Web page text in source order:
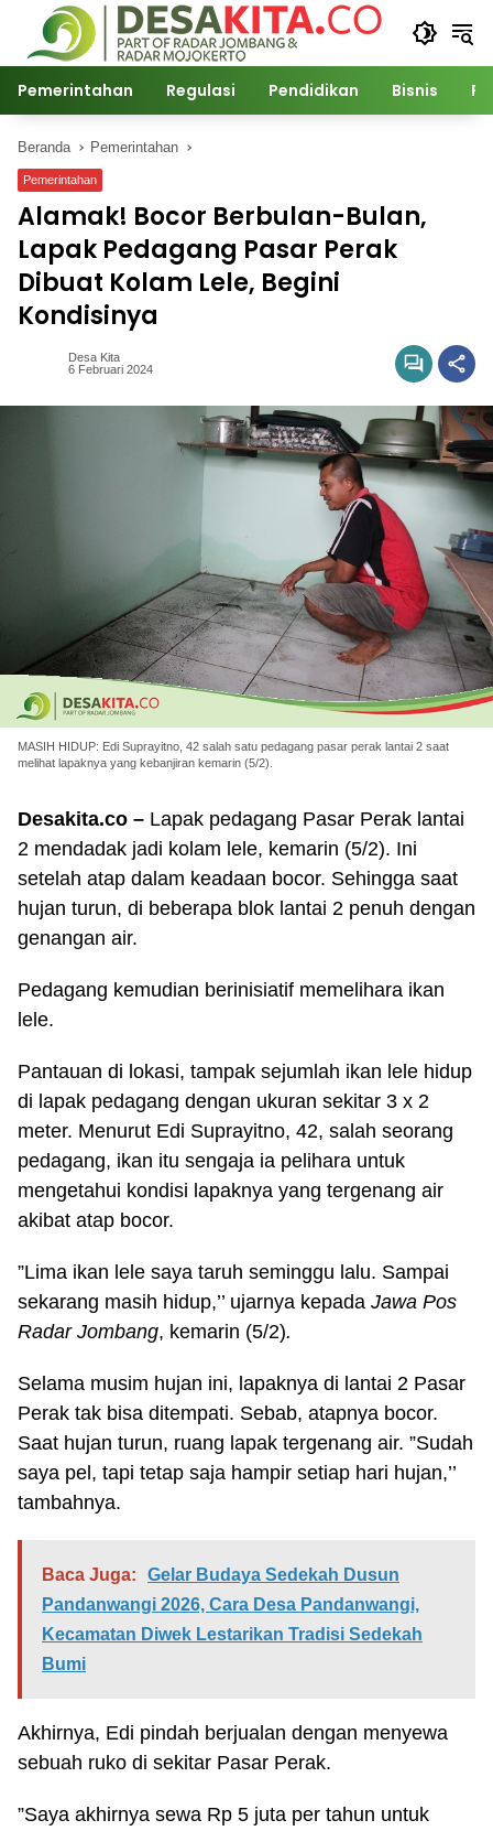
Langsung
konten
Pemerintahan Regulasi Pendidikan Bisnis
Beranda Pemerintahan
Pemerintahan
Alamak! Bocor Berbulan-Bulan,
Lapak Pedagang Pasar Perak
Dibuat Kolam Lele, Begini
Kondisinya
Desa Kita
6 Februari 2024
MASIH HIDUP: Edi Suprayitno, 42 salah satu pedagang pasar perak lantai 2 saat
melihat lapaknya yang kebanjiran kemarin (5/2).
Desakita.co – Lapak pedagang Pasar Perak lantai
2 mendadak jadi kolam lele, kemarin (5/2). Ini
setelah atap dalam keadaan bocor. Sehingga saat
hujan turun, di beberapa blok lantai 2 penuh dengan
genangan air.
Pedagang kemudian berinisiatif memelihara ikan
lele.
Pantauan di lokasi, tampak sejumlah ikan lele hidup
di lapak pedagang dengan ukuran sekitar 3 x 2
meter. Menurut Edi Suprayitno, 42, salah seorang
pedagang, ikan itu sengaja ia pelihara untuk
mengetahui kondisi lapaknya yang tergenang air
akibat atap bocor.
”Lima ikan lele saya taruh seminggu lalu. Sampai
sekarang masih hidup,’’ ujarnya kepada Jawa Pos
Radar Jombang, kemarin (5/2).
Selama musim hujan ini, lapaknya di lantai 2 Pasar
Perak tak bisa ditempati. Sebab, atapnya bocor.
Saat hujan turun, ruang lapak tergenang air. ”Sudah
saya pel, tapi tetap saja hampir setiap hari hujan,’’
tambahnya.
Baca Juga:
Gelar Budaya Sedekah Dusun
Pandanwangi 2026, Cara Desa Pandanwangi,
Kecamatan Diwek Lestarikan Tradisi Sedekah
Bumi
Akhirnya, Edi pindah berjualan dengan menyewa
sebuah ruko di sekitar Pasar Perak.
”Saya akhirnya sewa Rp 5 juta per tahun untuk